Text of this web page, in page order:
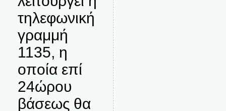
τηλεφωνική
γραμμή
1135, η
οποία επί
24ώρου
βάσεως θα